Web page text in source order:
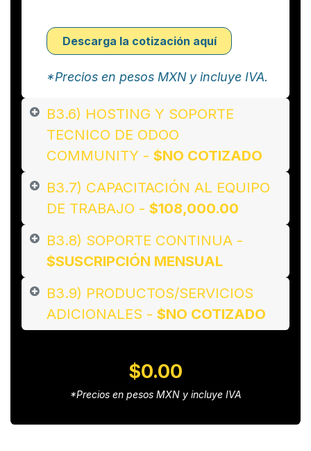
Descarga la cotización aquí
*Precios en pesos MXN ​y incluye IVA.
B3.6) HOSTING Y SOPORTE
TECNICO DE ODOO
COMMUNITY - $NO COTIZADO
B3.7) CAPACITACIÓN AL EQUIPO
DE TRABAJO - $108,000.00
B3.8) SOPORTE CONTINUA -
$SUSCRIPCIÓN MENSUAL
B3.9) PRODUCTOS/SERVICIOS
ADICIONALES - $NO COTIZADO
$0.00
*Precios en pesos MXN ​y incluye IVA